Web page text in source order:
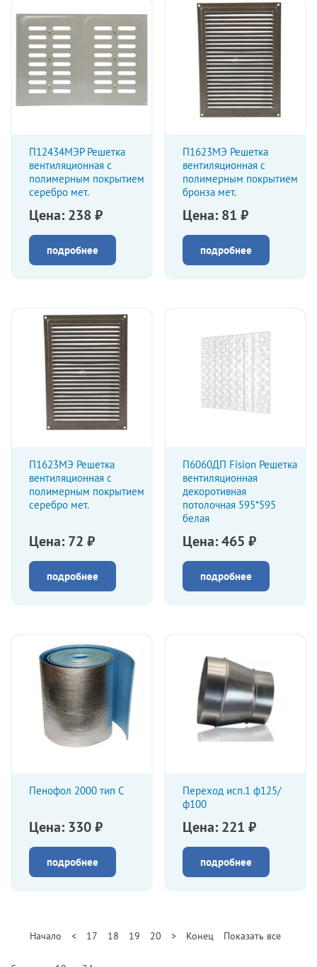
П12434МЭР Решетка
вентиляционная с
полимерным покрытием
серебро мет.
Цена: 238 ₽
подробнее
П1623МЭ Решетка
вентиляционная с
полимерным покрытием
бронза мет.
Цена: 81 ₽
подробнее
П1623МЭ Решетка
вентиляционная с
полимерным покрытием
серебро мет.
Цена: 72 ₽
подробнее
П6060ДП Fision Решетка
вентиляционная
декоротивная
потолочная 595*595
белая
Цена: 465 ₽
подробнее
Пенофол 2000 тип С
Цена: 330 ₽
подробнее
Переход исп.1 ф125/
ф100
Цена: 221 ₽
подробнее
Начало < 17 18 19 20 > Конец Показать все